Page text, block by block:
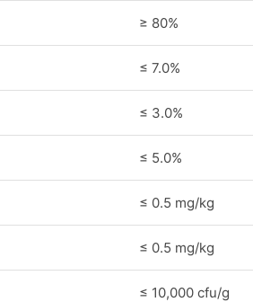
≥ 80%
≤ 7.0%
≤ 3.0%
≤ 5.0%
≤ 0.5 mg/kg
≤ 0.5 mg/kg
≤ 10,000 cfu/g